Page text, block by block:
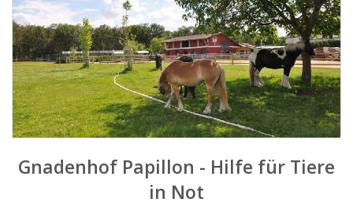
Gnadenhof Papillon - Hilfe für Tiere
in Not